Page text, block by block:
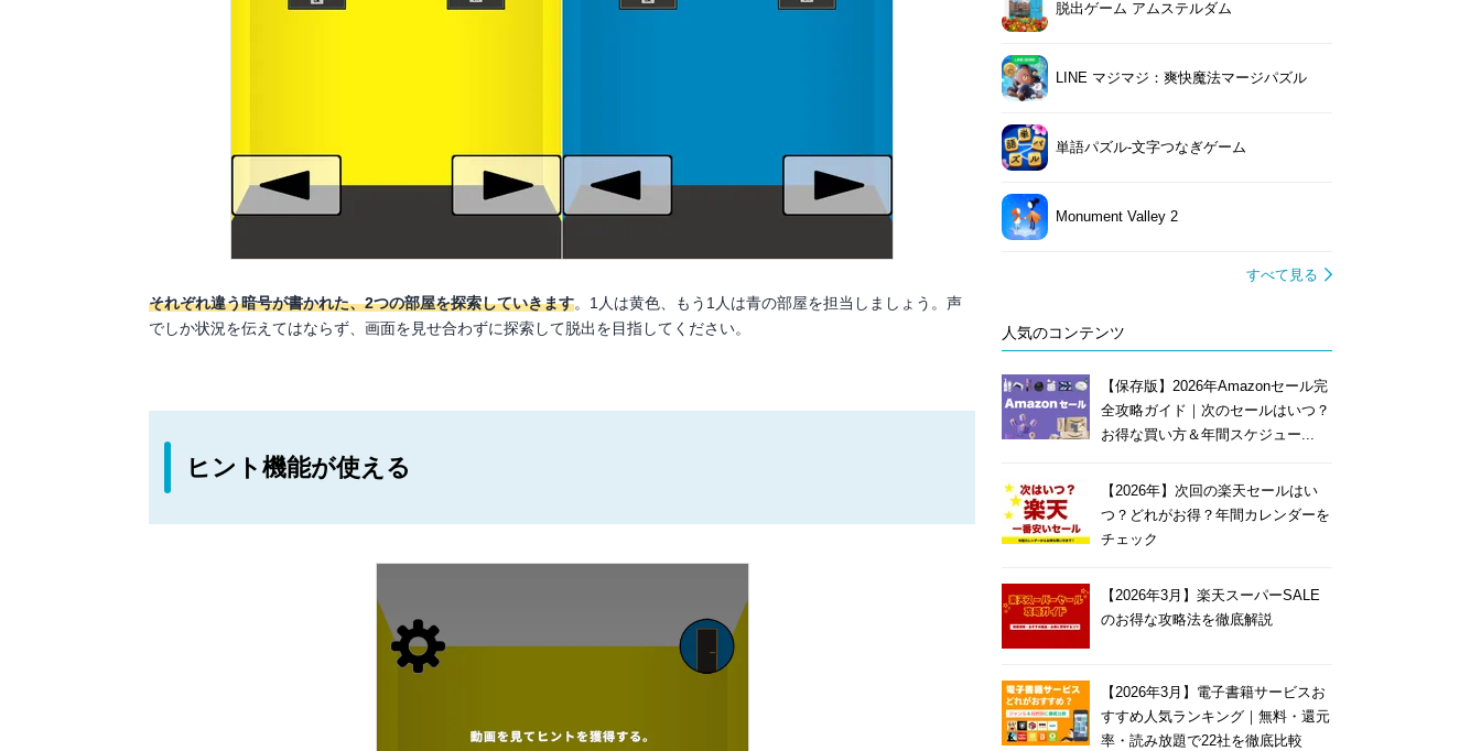
それぞれ違う暗号が書かれた、2つの部屋を探索していきます。1人は黄色、もう1人は青の部屋を担当しましょう。声
でしか状況を伝えてはならず、画面を見せ合わずに探索して脱出を目指してください。
ヒント機能が使える
脱出ゲーム アムステルダム
LINE マジマジ：爽快魔法マージパズル
単語パズル-文字つなぎゲーム
Monument Valley 2
すべて見る
人気のコンテンツ
【保存版】2026年Amazonセール完
全攻略ガイド｜次のセールはいつ？
お得な買い方＆年間スケジュー...
【2026年】次回の楽天セールはい
つ？どれがお得？年間カレンダーを
チェック
【2026年3月】楽天スーパーSALE
のお得な攻略法を徹底解説
【2026年3月】電子書籍サービスお
すすめ人気ランキング｜無料・還元
率・読み放題で22社を徹底比較